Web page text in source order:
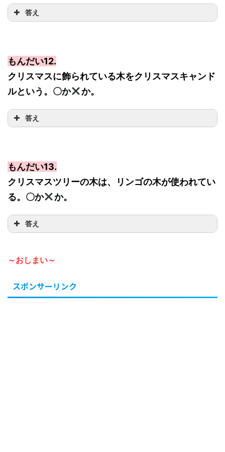
答え
もんだい12.
クリスマスに飾られている木をクリスマスキャンド
ルという。〇か
か。
答え
もんだい13.
クリスマスツリーの木は、リンゴの木が使われてい
る。〇か
か。
答え
～おしまい～
スポンサーリンク